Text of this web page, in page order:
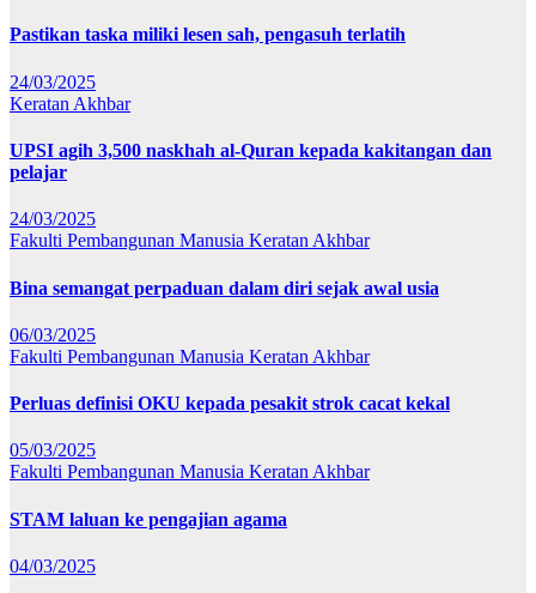
Pastikan taska miliki lesen sah, pengasuh terlatih
24/03/2025
Keratan Akhbar
UPSI agih 3,500 naskhah al-Quran kepada kakitangan dan
pelajar
24/03/2025
Fakulti Pembangunan Manusia Keratan Akhbar
Bina semangat perpaduan dalam diri sejak awal usia
06/03/2025
Fakulti Pembangunan Manusia Keratan Akhbar
Perluas definisi OKU kepada pesakit strok cacat kekal
05/03/2025
Fakulti Pembangunan Manusia Keratan Akhbar
STAM laluan ke pengajian agama
04/03/2025